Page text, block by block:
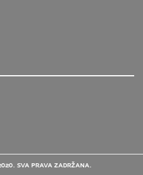
SVA PRAVA ZADRŽANA.